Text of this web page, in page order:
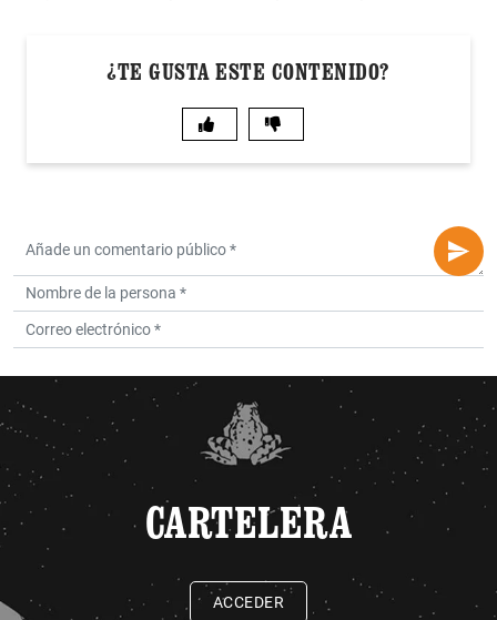
¿TE GUSTA ESTE CONTENIDO?
CARTELERA
ACCEDER